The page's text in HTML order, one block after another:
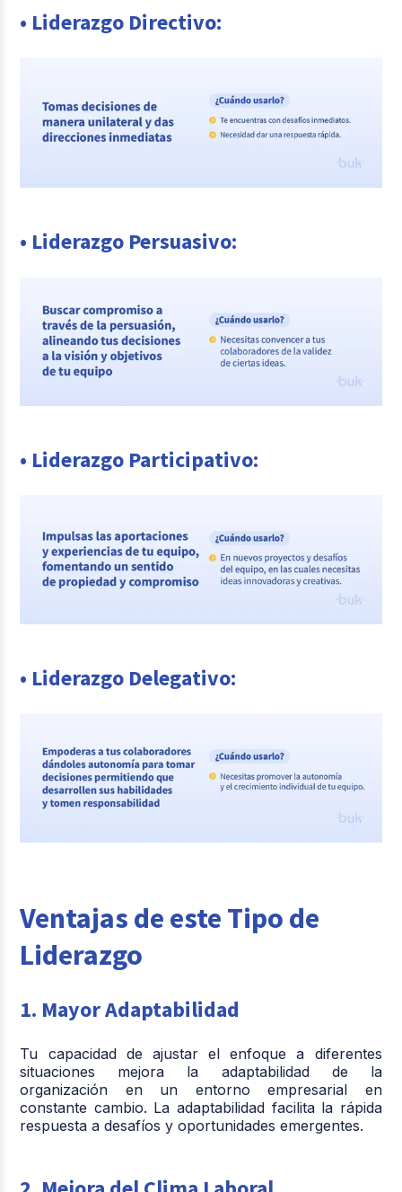
• Liderazgo Directivo:
• Liderazgo Persuasivo:
• Liderazgo Participativo:
• Liderazgo Delegativo:
Ventajas de este Tipo de
Liderazgo
1. Mayor Adaptabilidad
Tu capacidad de ajustar el enfoque a diferentes
situaciones mejora la adaptabilidad de la
organización en un entorno empresarial en
constante cambio. La adaptabilidad facilita la rápida
respuesta a desafíos y oportunidades emergentes.